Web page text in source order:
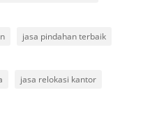
jasa pindahan terbaik
jasa relokasi kantor